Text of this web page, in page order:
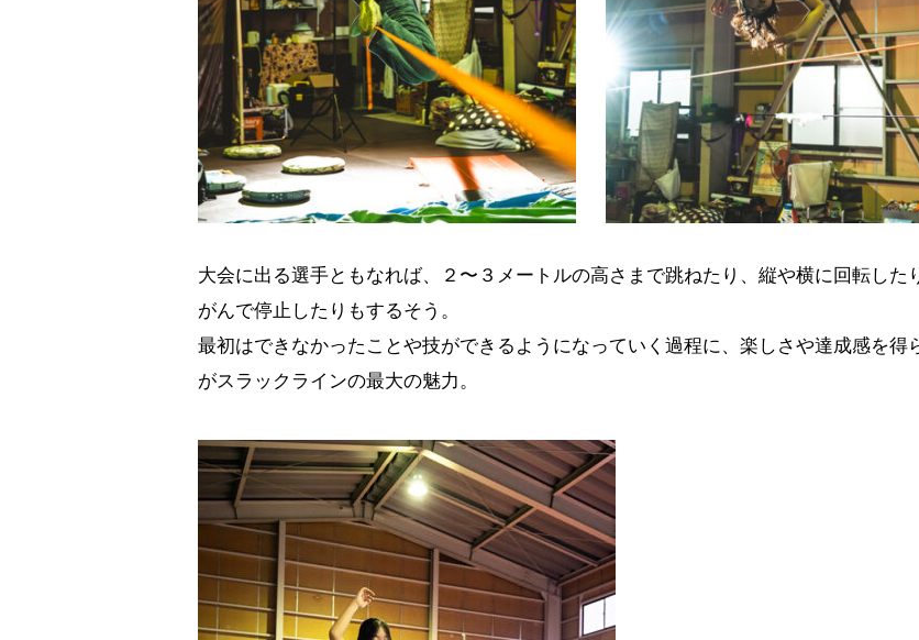
大会に出る選手ともなれば、２〜３メートルの高さまで跳ねたり、縦や横に回転した
がんで停止したりもするそう。
最初はできなかったことや技ができるようになっていく過程に、楽しさや達成感を得
がスラックラインの最大の魅力。